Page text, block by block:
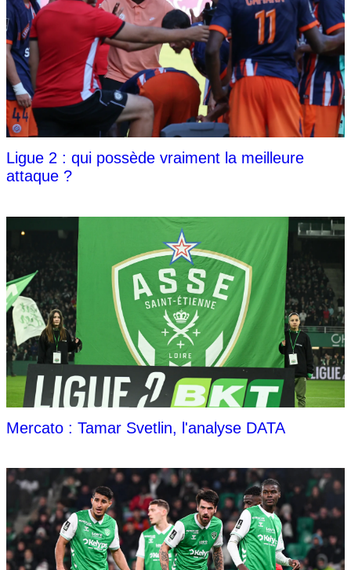
Ligue 2 : qui possède vraiment la meilleure
attaque ?
Mercato : Tamar Svetlin, l'analyse DATA